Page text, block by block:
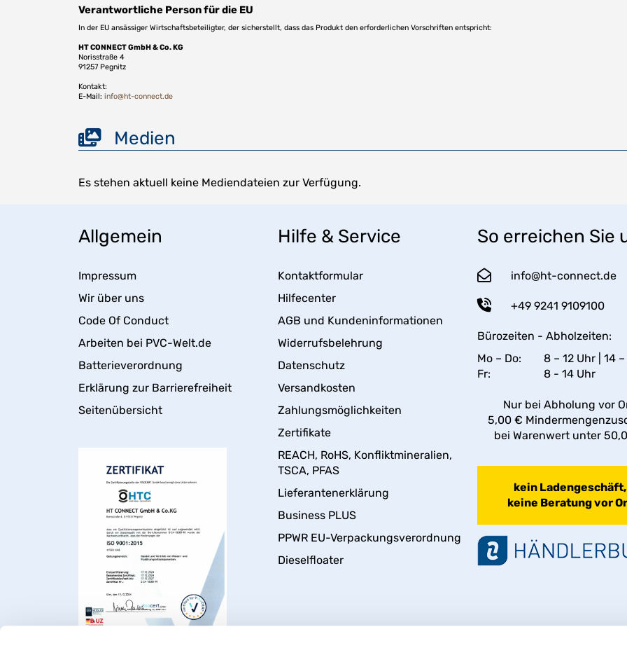
Verantwortliche Person für die EU
In der EU ansässiger Wirtschaftsbeteiligter, der sicherstellt, dass das Produkt den erforderlichen Vorschriften entspricht:
HT CONNECT GmbH & Co. KG
Norisstraße 4
91257 Pegnitz
Kontakt:
E-Mail: info@ht-connect.de
Medien
Es stehen aktuell keine Mediendateien zur Verfügung.
Allgemein
Impressum
Wir über uns
Code Of Conduct
Arbeiten bei PVC-Welt.de
Batterieverordnung
Erklärung zur Barrierefreiheit
Seitenübersicht
Hilfe & Service
Kontaktformular
Hilfecenter
AGB und Kundeninformationen
Widerrufsbelehrung
Datenschutz
Versandkosten
Zahlungsmöglichkeiten
Zertifikate
REACH, RoHS, Konfliktmineralien,
TSCA, PFAS
Lieferantenerklärung
Business PLUS
PPWR EU-Verpackungsverordnung
Dieselfloater
So erreichen Sie
info@ht-connect.de
+49 9241 9109100
Bürozeiten - Abholzeiten:
Mo – Do:
8 – 12 Uhr | 14
Fr:
8 - 14 Uhr
Nur bei Abholung vor
5,00 €
bei Warenwert unter
kein Ladengeschäft,
keine Beratung vor